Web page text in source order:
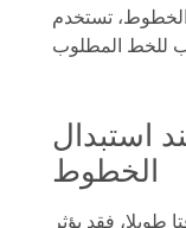
الخطوط، تستخدم Aspose.Words هذه التفاصيل للعثور على
استبدال
طويلا، فقد يؤثر